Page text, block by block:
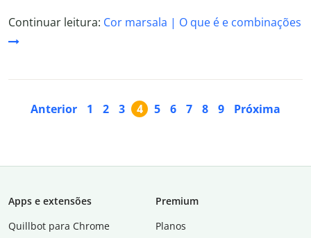
Continuar leitura: Cor marsala | O que é e combinações
Anterior 1 2 3 4 5 6 7 8 9 Próxima
Apps e extensões
Quillbot para Chrome
Premium
Planos